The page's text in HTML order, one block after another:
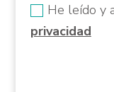
He leído y
privacidad